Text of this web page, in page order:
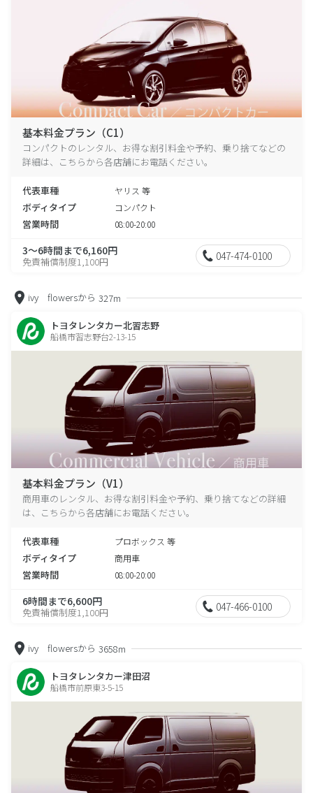
基本料金プラン（C1）
コンパクトのレンタル、お得な割引料金や予約、乗り捨てなどの
詳細は、こちらから各店舗にお電話ください。
代表車種 ヤリス 等
ボディタイプ コンパクト
営業時間 08:00-20:00
3～6時間まで6,160円
免責補償制度1,100円 047-474-0100
ivy flowersから 327m
トヨタレンタカー北習志野
船橋市習志野台2-13-15
基本料金プラン（V1）
商用車のレンタル、お得な割引料金や予約、乗り捨てなどの詳細
は、こちらから各店舗にお電話ください。
代表車種 プロボックス 等
ボディタイプ 商用車
営業時間 08:00-20:00
6時間まで6,600円
免責補償制度1,100円 047-466-0100
ivy flowersから 3658m
トヨタレンタカー津田沼
船橋市前原東3-5-15